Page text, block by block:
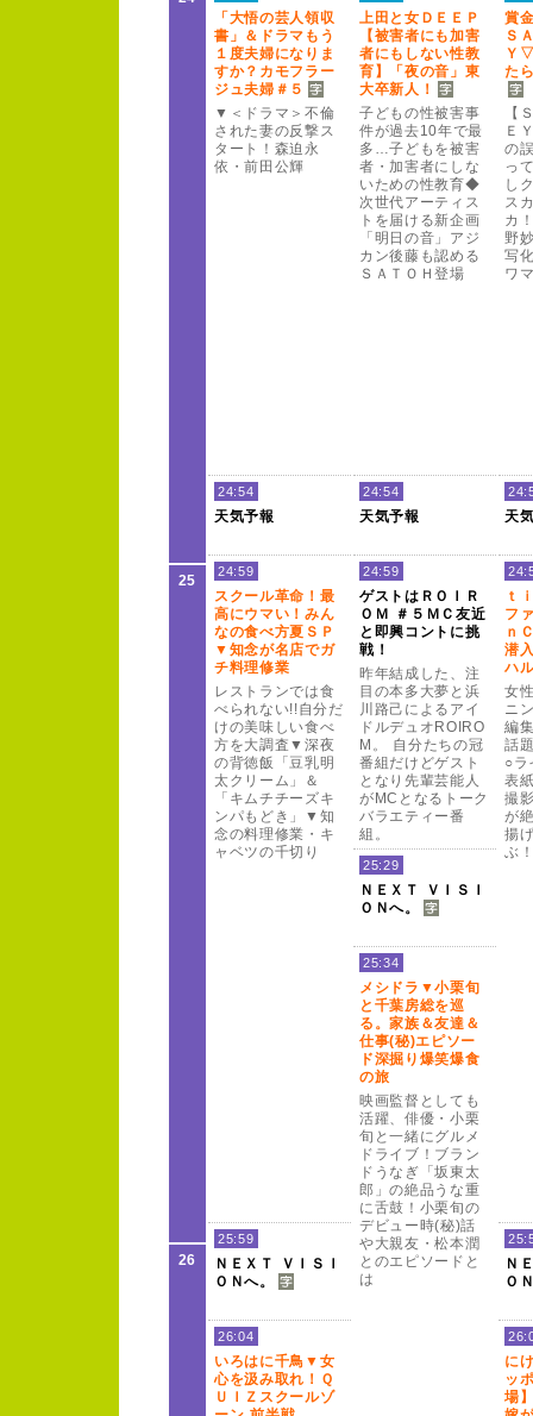
「大悟の芸人領収
書」＆ドラマもう
１ 度夫婦になりま
すか？ カモフラー
ジュ夫婦＃ ５
▼＜ ドラマ＞ 不倫
された妻の反撃ス
ター ト！ 森迫永
依・前田公輝
上田と女Ｄ Ｅ Ｅ Ｐ
【被害者にも加害
者にもしない性教
育】「夜の音」東
大卒新人！
子どもの性被害事
件が過去10年で最
多…子どもを被害
者・加害者にしな
いための性教育◆
次世代アーティス
トを届ける新企画
「明日の音」アジ
カン後藤も認める
Ｓ Ａ Ｔ Ｏ Ｈ登場
賞
Ｓ
Ｙ ▽
た
【
Ｅ
の
っ
し
ス
カ
野
写
ワ
24:54
天気予報
24:54
天気予報 天
24:59
スクー ル革命！ 最
高にウマい！ みん
なの食べ方夏Ｓ Ｐ
▼知念が名店でガ
チ料理修業
レストランでは食
べられない!!自分だ
けの美味しい食べ
方を大調査▼深夜
の背徳飯「豆乳明
太クリー ム」＆
「キムチチー ズキ
ンパもどき」▼知
念の料理修業・キ
ャベツの千切り
24:59
ゲストはＲ Ｏ Ｉ
Ｒ
Ｏ Ｍ ＃ ５ Ｍ Ｃ 友近
と即興コントに挑
戦！
昨年結成した、 注
目の本多大夢と浜
川路己によるアイ
ドルデュオROIRO
M
自分たちの冠
番組だけどゲスト
となり先輩芸能人
がMC となるトーク
バラエティー番
組。
ｔ
フ
ｎ
潜
ハ
女
ニ
編
話
○ラ
表
撮
が
揚
ぶ
25
25:29
Ｎ Ｅ Ｘ Ｔ Ｖ Ｉ Ｓ
Ｉ
Ｏ Ｎへ。
25:34
メシドラ▼小栗旬
と千葉房総を巡
る。家族＆友達＆
仕事(秘)エピソー
ド深掘り爆笑爆食
の旅
映画監督としても
活躍、 俳優・小栗
旬と一緒にグルメ
ドライブ！ ブラン
ドうなぎ「坂東太
郎」の絶品うな重
に舌鼓！ 小栗旬の
デビュー時(秘)話
や大親友・松本潤
とのエピソー ドと
は
25:59
Ｎ Ｅ Ｘ Ｔ Ｖ Ｉ Ｓ
Ｉ
Ｏ Ｎへ。
Ｎ
Ｏ
26
26:04
いろはに千鳥▼女
心を汲み取れ！
Ｑ
Ｕ
Ｉ Ｚ スクー ルゾ
に
ッ
場